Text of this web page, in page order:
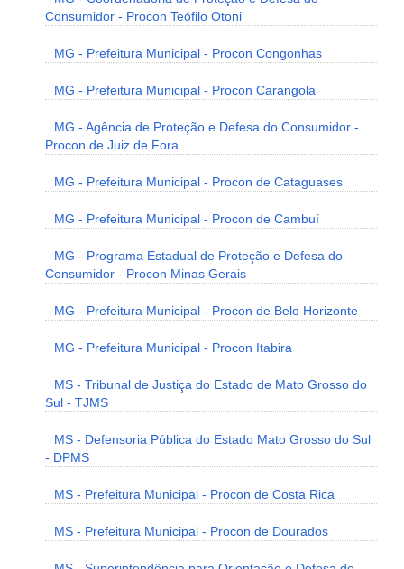
Consumidor - Procon Teófilo Otoni
MG - Prefeitura Municipal - Procon Congonhas
MG - Prefeitura Municipal - Procon Carangola
MG - Agência de Proteção e Defesa do Consumidor -
Procon de Juiz de Fora
MG - Prefeitura Municipal - Procon de Cataguases
MG - Prefeitura Municipal - Procon de Cambuí
MG - Programa Estadual de Proteção e Defesa do
Consumidor - Procon Minas Gerais
MG - Prefeitura Municipal - Procon de Belo Horizonte
MG - Prefeitura Municipal - Procon Itabira
MS - Tribunal de Justiça do Estado de Mato Grosso do
Sul - TJMS
MS - Defensoria Pública do Estado Mato Grosso do Sul
- DPMS
MS - Prefeitura Municipal - Procon de Costa Rica
MS - Prefeitura Municipal - Procon de Dourados